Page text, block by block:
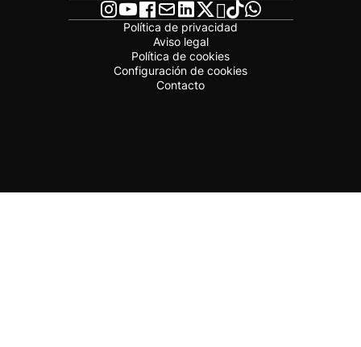
Política de privacidad
Aviso legal
Política de cookies
Configuración de cookies
Contacto